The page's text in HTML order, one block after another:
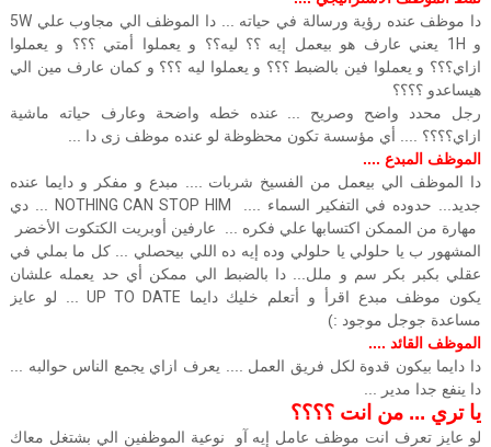
دا موظف عنده رؤية ورسالة في حياته ... دا الموظف الي مجاوب علي5W
و
1H يعني عارف هو بيعمل إيه ؟؟ ليه؟؟ و يعملوا أمتي ؟؟؟ و يعملوا
ازاي؟؟؟ و يعملوا فين بالضبط ؟؟؟ و يعملوا ليه ؟؟؟ و كمان عارف مين الي
هيساعدو ؟؟؟؟
رجل محدد واضح وصريح ... عنده خطه واضحة وعارف حياته ماشية
ازاي؟؟؟؟ .... أي مؤسسة تكون محظوظة لو عنده موظف زى دا ...
الموظف المبدع ....
دا الموظف الي بيعمل من الفسيخ شربات .... مبدع و مفكر و دايما عنده
جديد... حدوده في التفكير السماء ....
NOTHING CAN STOP HIM
... دي
مهارة من الممكن اكتسابها علي فكره ... عارفين أوبريت الكتكوت الأخضر
المشهور ب يا حلولي يا حلولي وده إيه ده اللي بيحصلي ... كل ما بملي في
عقلي بكبر بكر سم و ملل... دا بالضبط الي ممكن أي حد يعمله علشان
يكون موظف مبدع اقرأ و أتعلم خليك دايما UP TO DATE... لو عايز
مساعدة جوجل موجود :)
الموظف القائد ....
دا دايما بيكون قدوة لكل فريق العمل .... يعرف ازاي يجمع الناس حوالبه ...
دا ينفع جدا مدير ...
يا تري ... من انت ؟؟؟؟
لو عايز تعرف انت موظف عامل إيه آو نوعية الموظفين الي بشتغل معاك